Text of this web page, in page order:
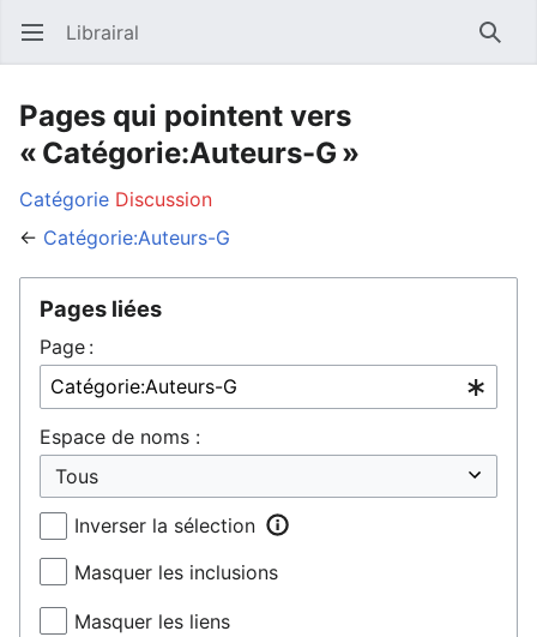
Ouvrir le menu principal Librairal
Pages qui pointent vers
« Catégorie:Auteurs-G »
Catégorie Discussion
← Catégorie:Auteurs-G
Pages liées
Page :
Espace de noms :
Inverser la sélection
Masquer les inclusions
Masquer les liens